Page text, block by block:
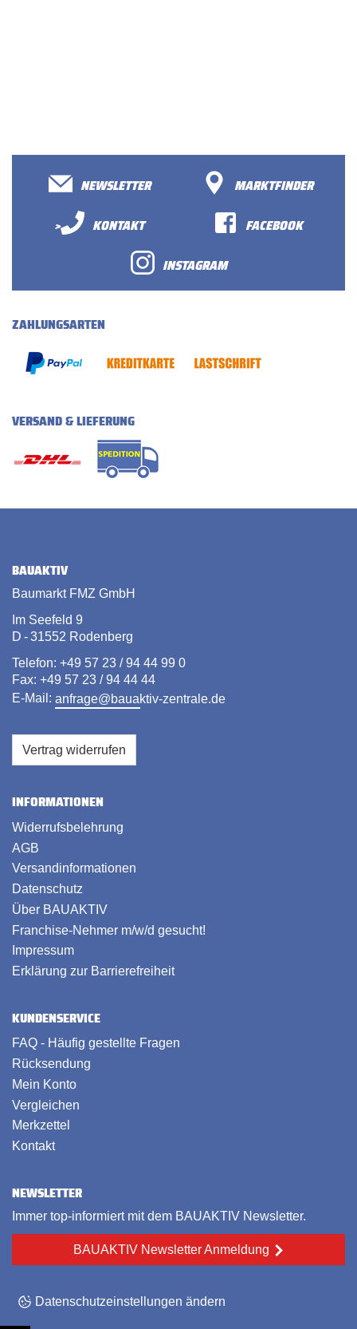
NEWSLETTER
MARKTFINDER
>
KONTAKT
FACEBOOK
INSTAGRAM
ZAHLUNGSARTEN
VERSAND & LIEFERUNG
BAUAKTIV
Baumarkt FMZ GmbH
Im Seefeld 9
D - 31552 Rodenberg
Telefon: +49 57 23 / 94 44 99 0
Fax: +49 57 23 / 94 44 44
E-Mail: anfrage@bauaktiv-zentrale.de
Vertrag widerrufen
INFORMATIONEN
Widerrufsbelehrung
AGB
Versandinformationen
Datenschutz
Über BAUAKTIV
Franchise-Nehmer m/w/d gesucht!
Impressum
Erklärung zur Barrierefreiheit
KUNDENSERVICE
FAQ - Häufig gestellte Fragen
Rücksendung
Mein Konto
Vergleichen
Merkzettel
Kontakt
NEWSLETTER
Immer top-informiert mit dem BAUAKTIV Newsletter.
BAUAKTIV Newsletter Anmeldung
Datenschutzeinstellungen ändern